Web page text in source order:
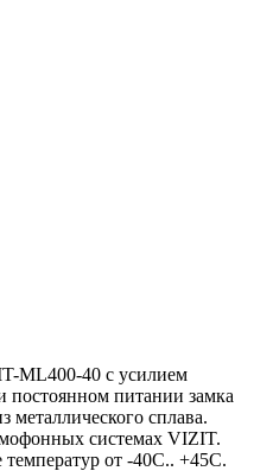
ML400-40 с усилием
постоянном питании замка
сплава.
системах VIZIT.
температур от -40С.. +45С.